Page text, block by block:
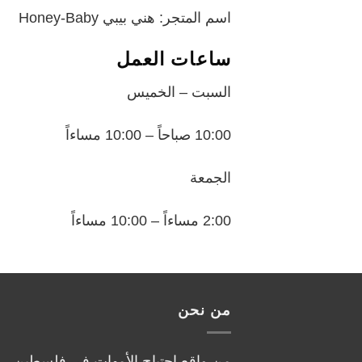
اسم المتجر: هني بيبي Honey-Baby
ساعات العمل
السبت – الخميس
10:00 صباحاً – 10:00 مساءاً
الجمعة
2:00 مساءاً – 10:00 مساءاً
من نحن